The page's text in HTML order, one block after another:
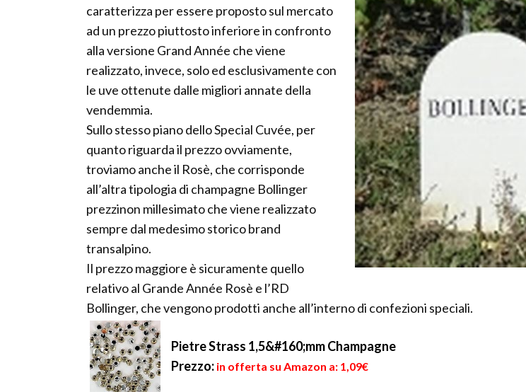
caratterizza per essere proposto sul mercato
ad un prezzo piuttosto inferiore in confronto
alla versione Grand Année che viene
realizzato, invece, solo ed esclusivamente con
le uve ottenute dalle migliori annate della
vendemmia.
Sullo stesso piano dello Special Cuvée, per
quanto riguarda il prezzo ovviamente,
troviamo anche il Rosè, che corrisponde
all’altra tipologia di champagne Bollinger
prezzinon millesimato che viene realizzato
sempre dal medesimo storico brand
transalpino.
Il prezzo maggiore è sicuramente quello
relativo al Grande Année Rosè e l’RD
Bollinger, che vengono prodotti anche all’interno di confezioni speciali.
Pietre Strass 1,5&#160;mm Champagne
Prezzo: in offerta su Amazon a: 1,09€